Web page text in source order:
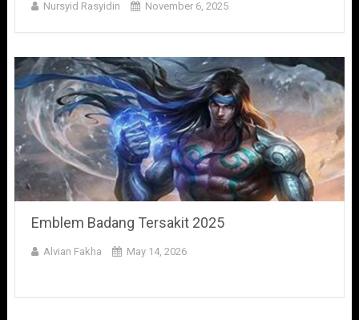
Nursyid Rasyidin November 6, 2025
Emblem Badang Tersakit 2025
Alvian Fakha May 14, 2026